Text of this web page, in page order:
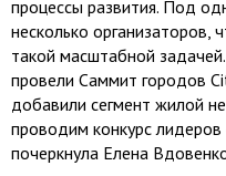
процессы развития. Под
несколько организаторов,
такой масштабной
провели Саммит городов
добавили сегмент жилой
проводим конкурс лидеров
почеркнула Елена